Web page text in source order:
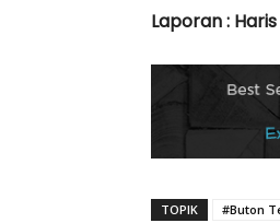
Laporan : Haris
TOPIK #Buton